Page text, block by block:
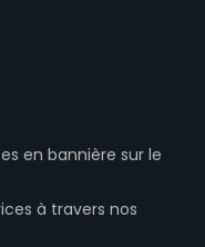
en bannière sur le
à travers nos